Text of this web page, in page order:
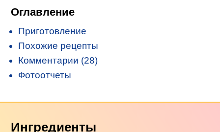
Оглавление
Приготовление
Похожие рецепты
Комментарии (28)
Фотоотчеты
Ингредиенты